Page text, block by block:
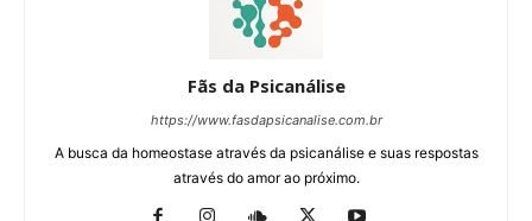
Fãs da Psicanálise
https://www.fasdapsicanalise.com.br
A busca da homeostase através da psicanálise e suas respostas
através do amor ao próximo.